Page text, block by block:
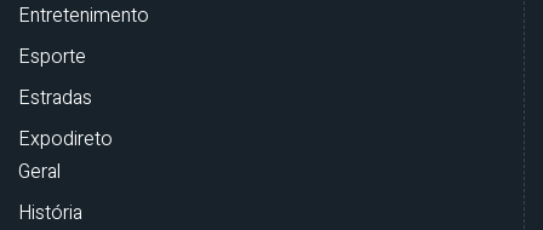
Entretenimento
Esporte
Estradas
Expodireto
Geral
História